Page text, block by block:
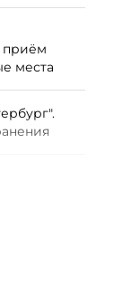
приём
места